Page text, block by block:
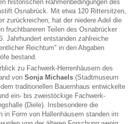
historischen Rahmenbedingungen des
Osnabrück. Mit etwa 120 Rittersitzen,
zurückreichen, hat der niedere Adel die
fruchtbareren Teilen des Osnabrücker
Jahrhundert entstanden zahlreiche
Reichtum" in den Abgaben
bestand.
zu Fachwerk-Herrenhäusern des
von Sonja Michaels (Stadtmuseum
traditionellen Bauernhaus entwickelte
ein- bis zweistöckige Fachwerk-
(Diele). Insbesondere die
in Form von Hallenhäusern standen im